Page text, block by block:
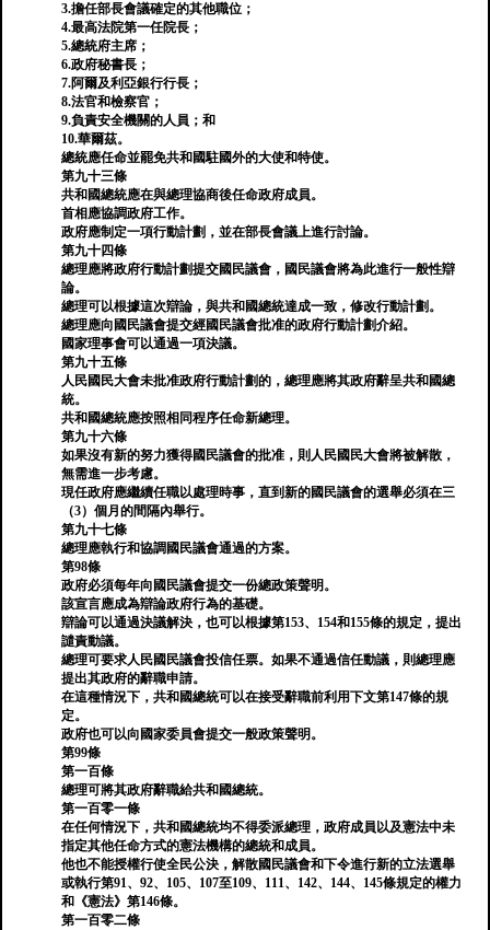
3.擔任部長會議確定的其他職位；
4.最高法院第一任院長；
5.總統府主席；
6.政府秘書長；
7.阿爾及利亞銀行行長；
8.法官和檢察官；
9.負責安全機關的人員；和
10.華爾茲。
總統應任命並罷免共和國駐國外的大使和特使。
第九十三條
共和國總統應在與總理協商後任命政府成員。
首相應協調政府工作。
政府應制定一項行動計劃，並在部長會議上進行討論。
第九十四條
總理應將政府行動計劃提交國民議會，國民議會將為此進行一般性辯
論。
總理可以根據這次辯論，與共和國總統達成一致，修改行動計劃。
總理應向國民議會提交經國民議會批准的政府行動計劃介紹。
國家理事會可以通過一項決議。
第九十五條
人民國民大會未批准政府行動計劃的，總理應將其政府辭呈共和國總
統。
共和國總統應按照相同程序任命新總理。
第九十六條
如果沒有新的努力獲得國民議會的批准，則人民國民大會將被解散，
無需進一步考慮。
現任政府應繼續任職以處理時事，直到新的國民議會的選舉必須在三
（3）個月的間隔內舉行。
第九十七條
總理應執行和協調國民議會通過的方案。
第98條
政府必須每年向國民議會提交一份總政策聲明。
該宣言應成為辯論政府行為的基礎。
辯論可以通過決議解決，也可以根據第153、154和155條的規定，提出
譴責動議。
總理可要求人民國民議會投信任票。如果不通過信任動議，則總理應
提出其政府的辭職申請。
在這種情況下，共和國總統可以在接受辭職前利用下文第147條的規
定。
政府也可以向國家委員會提交一般政策聲明。
第99條
第一百條
總理可將其政府辭職給共和國總統。
第一百零一條
在任何情況下，共和國總統均不得委派總理，政府成員以及憲法中未
指定其他任命方式的憲法機構的總統和成員。
他也不能授權行使全民公決，解散國民議會和下令進行新的立法選舉
或執行第91、92、105、107至109、111、142、144、145條規定的權力
和《憲法》第146條。
第一百零二條